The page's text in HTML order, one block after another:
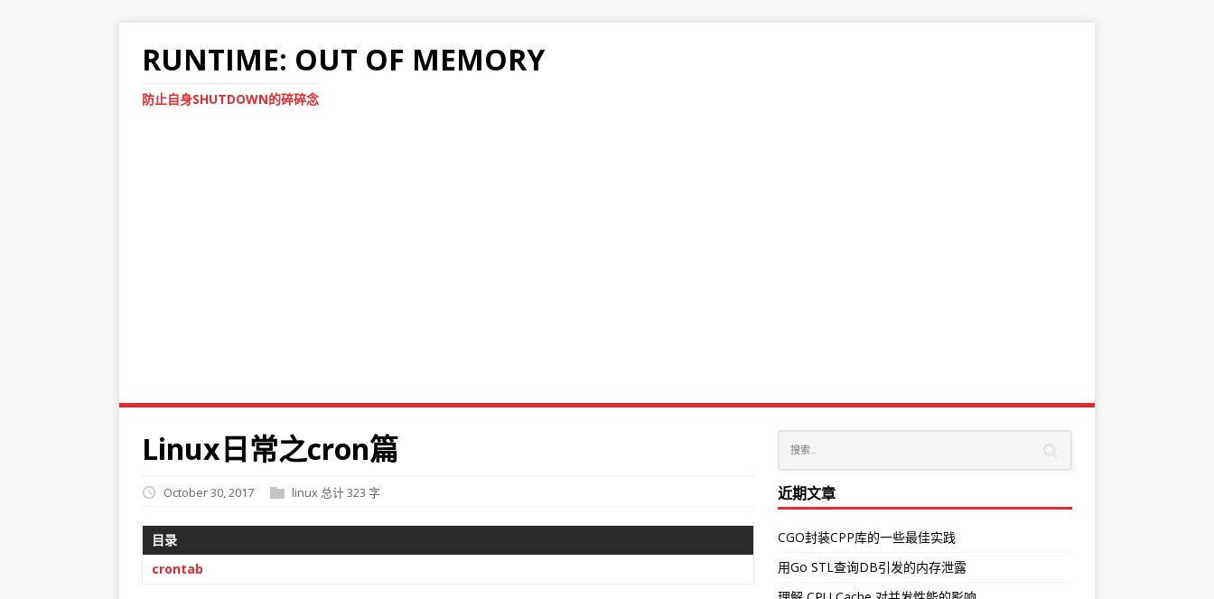
RUNTIME: OUT OF MEMORY
防止自身SHUTDOWN的碎碎念
Linux日常之cron篇
October 30, 2017 linux 总计 323 字
目录
crontab
近期文章
CGO封装CPP库的一些最佳实践
用Go STL查询DB引发的内存泄露